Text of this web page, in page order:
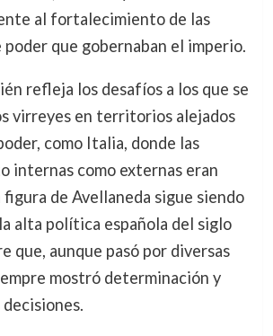
al fortalecimiento de las
que gobernaban el imperio.
refleja los desafíos a los que se
virreyes en territorios alejados
como Italia, donde las
internas como externas eran
de Avellaneda sigue siendo
alta política española del siglo
que, aunque pasó por diversas
mostró determinación y